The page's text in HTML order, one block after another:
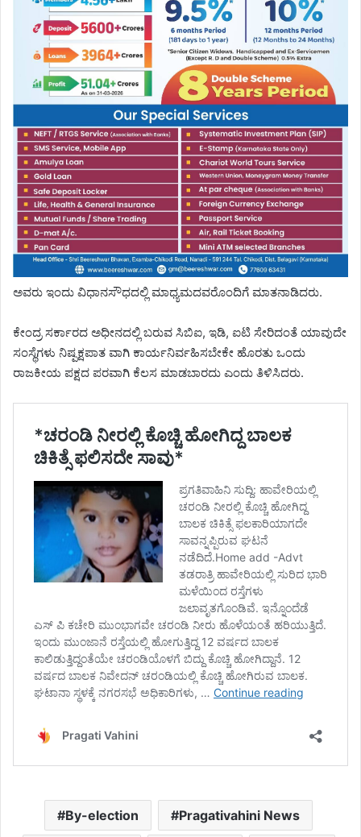
ಅವರು ಇಂದು ವಿಧಾನಸೌಧದಲ್ಲಿ ಮಾಧ್ಯಮದವರೊಂದಿಗೆ ಮಾತನಾಡಿದರು.
ಕೇಂದ್ರ ಸರ್ಕಾರದ ಅಧೀನದಲ್ಲಿ ಬರುವ ಸಿಬಿಐ, ಇಡಿ, ಐಟಿ ಸೇರಿದಂತೆ ಯಾವುದೇ
ಸಂಸ್ಥೆಗಳು ನಿಷ್ಪಕ್ಷಪಾತ ವಾಗಿ ಕಾರ್ಯನಿರ್ವಹಿಸಬೇಕೇ ಹೊರತು ಒಂದು
ರಾಜಕೀಯ ಪಕ್ಷದ ಪರವಾಗಿ ಕೆಲಸ ಮಾಡಬಾರದು ಎಂದು ತಿಳಿಸಿದರು.
By-election Pragativahini News